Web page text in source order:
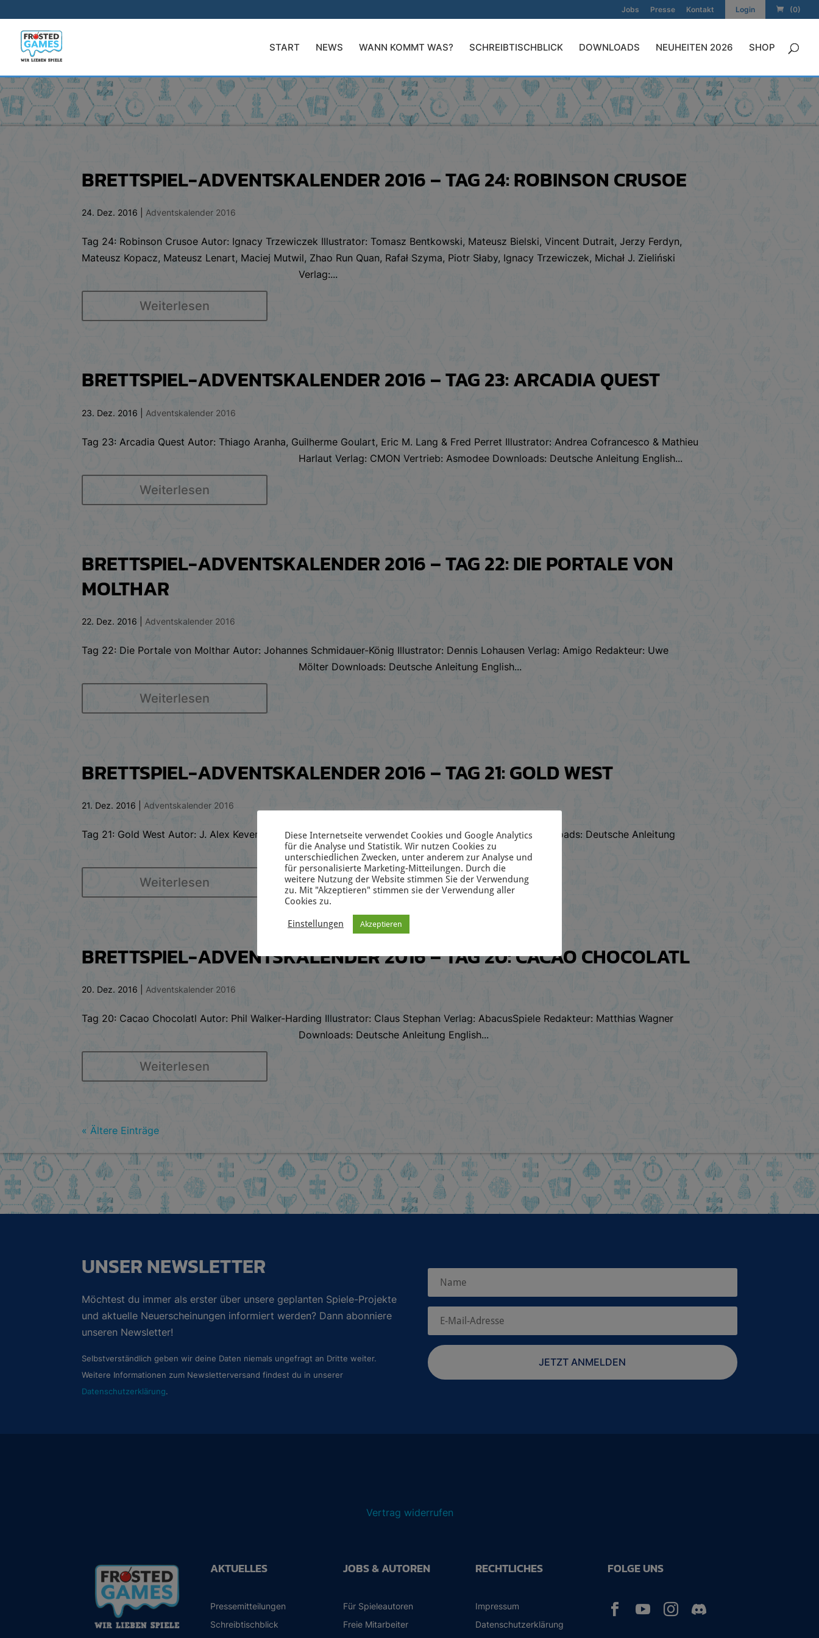
Jobs Presse Kontakt Login (0)
START NEWS WANN KOMMT WAS? SCHREIBTISCHBLICK DOWNLOADS NEUHEITEN 2026 SHOP
BRETTSPIEL-ADVENTSKALENDER 2016 – TAG 24: ROBINSON CRUSOE
24. Dez. 2016 Adventskalender 2016
Tag 24: Robinson Crusoe Autor: Ignacy Trzewiczek Illustrator: Tomasz Bentkowski, Mateusz Bielski, Vincent Dutrait, Jerzy Ferdyn,
Mateusz Kopacz, Mateusz Lenart, Maciej Mutwil, Zhao Run Quan, Rafał Szyma, Piotr Słaby, Ignacy Trzewiczek, Michał J. Zieliński
Verlag:...
Weiterlesen
BRETTSPIEL-ADVENTSKALENDER 2016 – TAG 23: ARCADIA QUEST
23. Dez. 2016 Adventskalender 2016
Tag 23: Arcadia Quest Autor: Thiago Aranha, Guilherme Goulart, Eric M. Lang & Fred Perret Illustrator: Andrea Cofrancesco & Mathieu
Harlaut Verlag: CMON Vertrieb: Asmodee Downloads: Deutsche Anleitung English...
Weiterlesen
BRETTSPIEL-ADVENTSKALENDER 2016 – TAG 22: DIE PORTALE VON
MOLTHAR
22. Dez. 2016 Adventskalender 2016
Tag 22: Die Portale von Molthar Autor: Johannes Schmidauer-König Illustrator: Dennis Lohausen Verlag: Amigo Redakteur: Uwe
Mölter Downloads: Deutsche Anleitung English...
Weiterlesen
BRETTSPIEL-ADVENTSKALENDER 2016 – TAG 21: GOLD WEST
21. Dez. 2016 Adventskalender 2016
Tag 21: Gold West Autor: J. Alex Kevern Illustrator: Adam P. McIver Verlag: Tasty Minstrel Games Downloads: Deutsche Anleitung
English...
Weiterlesen
BRETTSPIEL-ADVENTSKALENDER 2016 – TAG 20: CACAO CHOCOLATL
20. Dez. 2016 Adventskalender 2016
Tag 20: Cacao Chocolatl Autor: Phil Walker-Harding Illustrator: Claus Stephan Verlag: AbacusSpiele Redakteur: Matthias Wagner
Downloads: Deutsche Anleitung English...
Weiterlesen
« Ältere Einträge
UNSER NEWSLETTER
Möchtest du immer als erster über unsere geplanten Spiele-Projekte
und aktuelle Neuerscheinungen informiert werden? Dann abonniere
unseren Newsletter!
Selbstverständlich geben wir deine Daten niemals ungefragt an Dritte weiter.
Weitere Informationen zum Newsletterversand findest du in unserer
Datenschutzerklärung.
JETZT ANMELDEN
Vertrag widerrufen
AKTUELLES
Pressemitteilungen
Schreibtischblick
JOBS & AUTOREN
Für Spieleautoren
Freie Mitarbeiter
RECHTLICHES
Impressum
Datenschutzerklärung
FOLGE UNS
  
Diese Internetseite verwendet Cookies und Google Analytics
für die Analyse und Statistik. Wir nutzen Cookies zu
unterschiedlichen Zwecken, unter anderem zur Analyse und
für personalisierte Marketing-Mitteilungen. Durch die
weitere Nutzung der Website stimmen Sie der Verwendung
zu. Mit "Akzeptieren" stimmen sie der Verwendung aller
Cookies zu.
Einstellungen Akzeptieren